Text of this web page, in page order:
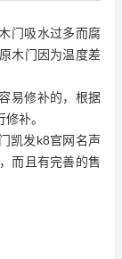
门吸水过多而腐
木门因为温度差
易修补的，根据
补。
凯发k8官网 名声
而且有完善的售